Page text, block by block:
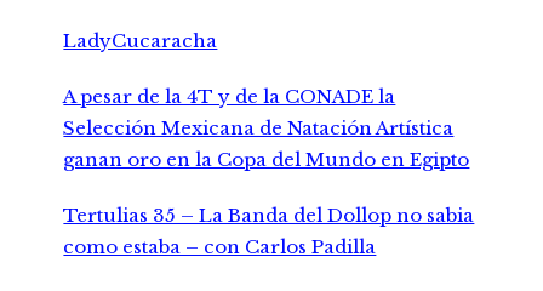
LadyCucaracha
A pesar de la 4T y de la CONADE la
Selección Mexicana de Natación Artística
ganan oro en la Copa del Mundo en Egipto
Tertulias 35 – La Banda del Dollop no sabia
como estaba – con Carlos Padilla